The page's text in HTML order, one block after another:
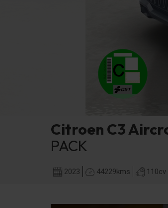
Citroen C3
PACK
2023 44229kms 110cv